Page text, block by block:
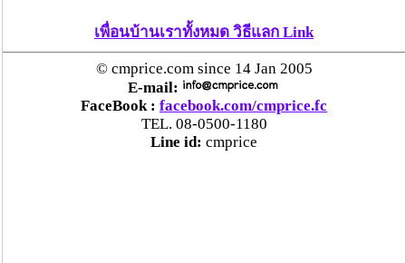
วันที่ 19 เม.ย. 64 16:56:27 , ดู 6770 ครั้ง
กระทู้/ข่าว อื่นๆ ที่น่าสนใจ ในเว็บไซต์ cmprice.com
ชื่นชม ตำรวจแม่ทาลำพูน ช่วยสาวลำพูนเหยื่อมิจฯ
หวิดสูญเงินเกือบสองแสน โชคดีรู้ตัวเร็ว! รีบแจ้งตร.
เพื่อนบ้านเราทั้งหมด วิธีแลก Link
© cmprice.com since 14 Jan 2005
E-mail:
FaceBook : facebook.com/cmprice.fc
TEL. 08-0500-1180
Line id: cmprice